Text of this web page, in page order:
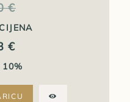
€
€